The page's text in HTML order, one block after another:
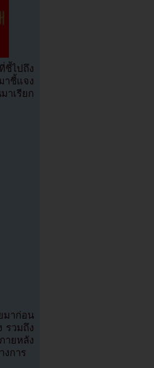
ชี้ไปถึง
าชี้แจง
าเรียก
มาก่อน
รวมถึง
ายหลัง
งการ